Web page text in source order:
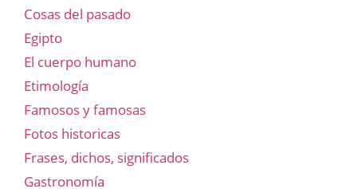
Cosas del pasado
Egipto
El cuerpo humano
Etimología
Famosos y famosas
Fotos historicas
Frases, dichos, significados
Gastronomía